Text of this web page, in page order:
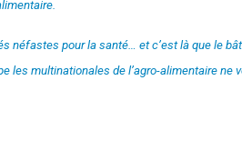
néfastes pour la santé… et c’est là que le
multinationales de l’agro-alimentaire ne